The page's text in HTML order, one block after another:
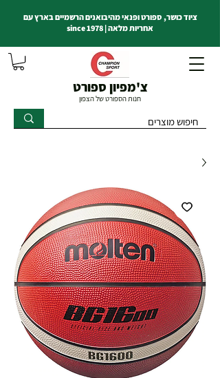
צ'מפיון ספורט
חנות הספורט של הצפון
ציוד כושר, ספורט ופנאי מהיבואנים הרשמיים בארץ עם
אחריות מלאה | since 1978